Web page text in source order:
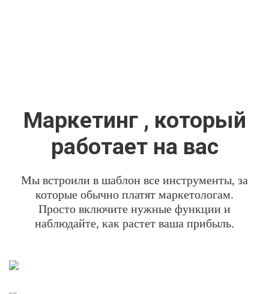
Маркетинг , который
работает на вас
Мы встроили в шаблон все инструменты, за
которые обычно платят маркетологам.
Просто включите нужные функции и
наблюдайте, как растет ваша прибыль.